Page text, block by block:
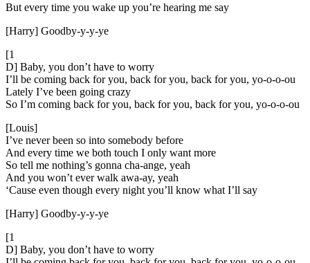
But every time you wake up you’re hearing me say
[Harry] Goodby-y-y-ye
[1
D] Baby, you don’t have to worry
I’ll be coming back for you, back for you, back for you, yo-o-o-ou
Lately I’ve been going crazy
So I’m coming back for you, back for you, back for you, yo-o-o-ou
[Louis]
I’ve never been so into somebody before
And every time we both touch I only want more
So tell me nothing’s gonna cha-ange, yeah
And you won’t ever walk awa-ay, yeah
‘Cause even though every night you’ll know what I’ll say
[Harry] Goodby-y-y-ye
[1
D] Baby, you don’t have to worry